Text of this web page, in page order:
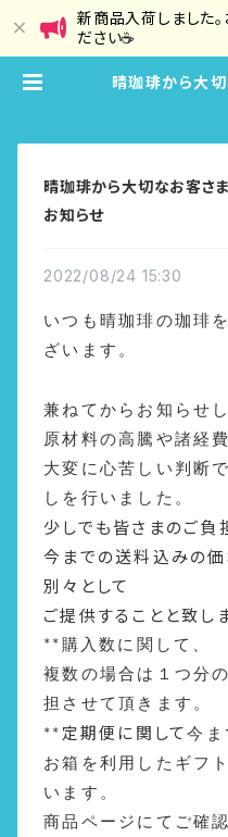
新商品入荷しました
ださい☕
晴珈琲から大
晴珈琲から大切なお客さ
お知らせ
2022/08/24 15:30
いつも晴珈琲の珈琲
ざいます。
兼ねてからお知らせ
原材料の高騰や諸経
大変に心苦しい判断
しを行いました。
少しでも皆さまのご負
今までの送料込みの
別々として
ご提供することと致し
** 購入数に関して、
複数の場合は１つ分
担させて頂きます。
** 定期便に関して今ま
お箱を利用したギフ
います。
商品ページにてご確